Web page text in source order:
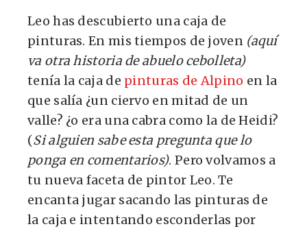
Leo has descubierto una caja de
pinturas. En mis tiempos de joven (aquí
va otra historia de abuelo cebolleta)
tenía la caja de pinturas de Alpino en la
que salía ¿un ciervo en mitad de un
valle? ¿o era una cabra como la de Heidi?
(Si alguien sabe esta pregunta que lo
ponga en comentarios). Pero volvamos a
tu nueva faceta de pintor Leo. Te
encanta jugar sacando las pinturas de
la caja e intentando esconderlas por